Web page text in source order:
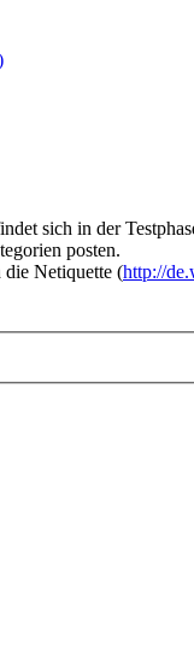
sich in der
posten.
die Netiquette (http://